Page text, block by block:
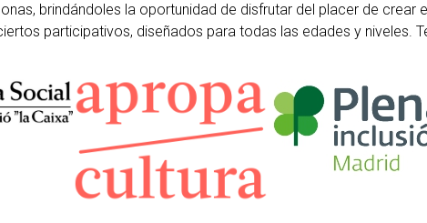
brindándoles la oportunidad de disfrutar del placer de crear
participativos, diseñados para todas las edades y niveles.